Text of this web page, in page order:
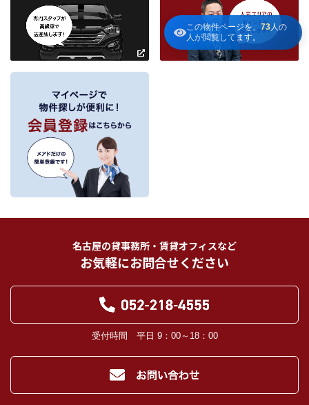
この物件ページを、73 人の
人が閲覧してます。
約後の管理・アフターサービス実施のため利用します。
当社は、当社の他の不動産物件におけるサービスの紹介並びにお客様にとって
有用と思われる当社提携先の商品・サービス等を紹介するためのダイレクトメ
ールの発送等のために、お宮様の個人情報のうち住所、氏名、電話番号、メー
ルアドレスの情報を利用させていただきます。このための利用は、お客様から
の申し出により取り止めます。
３．個人情報の第三者への提供
当社が保有する個人情報は、お客様との契約の履行、賃貸取引にあっては契約管
理、売買取引にあっては契約後の管理・アフターサービスの実施のため、業務の
内容に応じて、氏名、住所、電話番号、生年月日、不動産物件情報、成約情報
を、書面、郵便物、電話、インターネット、電子メール、広告媒体等で次の 1.～
11.記載の第三者に提供されます。なお、お客様からの申出がありましたら、提供
は停止いたします。
お客様から委託を受けた事項についての契約の相手方となる者、その見込者。
他の宅地建物取引業者。
取引業者に義務付けられます。）
登記に関する司法書士、土地家屋調査士。
対象不動産について管理の必要がある場合における管理業者。
当社の管理が生じる場合は、管理委託契約の重要事項説明書に定める業務委託
先及び管理費引き落としの際の振込先金融機関、管理組合役員。
入居者様が賃料を滞納した場合の滞納取立者。
フリーワード検索
名古屋の貸事務所・賃貸オフィスなど
お気軽にお問合せください
受付時間 平日 9：00～18：00